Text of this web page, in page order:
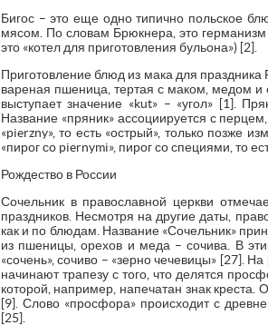
Бигос – это еще одно типично польское
мясом. По словам Брюкнера, это германизм
это «котел для приготовления бульона») [2].
Приготовление блюд из мака для
вареная пшеница, тертая с маком, медом и
выступает значение «kut» – «угол» [1].
Название «пряник» ассоциируется с
«pierzny», то есть «острый», только позже
«пирог со piernymi», пирог со специями, то
Рождество в России
Сочельник в православной церкви
праздников. Несмотря на другие даты,
как и по блюдам. Название «Сочельник»
из пшеницы, орехов и меда – сочива. В
«сочень», сочиво – «зерно чечевицы» [27].
начинают трапезу с того, что делятся
которой, например, напечатан знак
[9]. Слово «просфора» происходит с
[25].